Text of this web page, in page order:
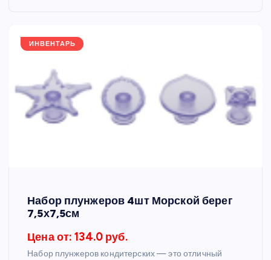
ИНВЕНТАРЬ
Набор плунжеров 4шт Морской берег
7,5х7,5см
Цена от: 134.0 руб.
Набор плунжеров кондитерских — это отличный